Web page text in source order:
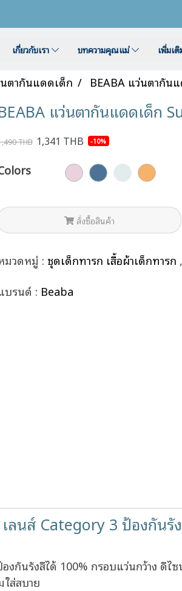
เกี่ยวกับเรา บทความคุณแม่ เพิ่มเ
ตากันแดดเด็ก BEABA แว่นตากัน
แว่นตากันแดดเด็ก
THB 1,341 THB -10%
สั่งซื้อสินค้า
มวดหมู่ : ชุดเด็กทารก เสื้อผ้าเด็กทารก
บรนด์ : Beaba
ลนส์ Category 3 ป้องกันรั
กันรังสีได้ 100% กรอบแว่นกว้าง ดี
ส่สบาย